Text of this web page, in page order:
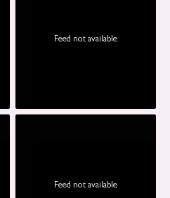
Feed not available
Feed not available